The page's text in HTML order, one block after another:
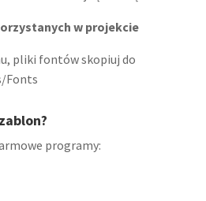
w projekcie
pliki fontów skopiuj do
Fonts
programy: